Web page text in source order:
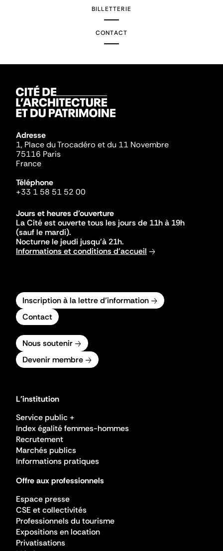
BILLETTERIE
CONTACT
Adresse
1, Place du Trocadéro et du 11 Novembre
75116 Paris
France
Téléphone
+33 1 58 51 52 00
Jours et heures d'ouverture
La Cité est ouverte tous les jours de 11h à 19h
(sauf le mardi).
Nocturne le jeudi jusqu'à 21h.
Informations et conditions d'accueil
Inscription à la lettre d'information
Contact
Nous soutenir
Devenir membre
L'institution
Service public +
Index égalité femmes-hommes
Recrutement
Marchés publics
Informations pratiques
Offre aux professionnels
Espace presse
CSE et collectivités
Professionnels du tourisme
Expositions en location
Privatisations